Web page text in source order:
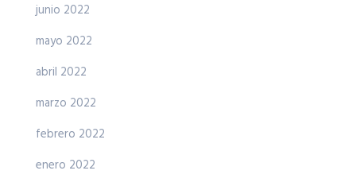
junio 2022
mayo 2022
abril 2022
marzo 2022
febrero 2022
enero 2022